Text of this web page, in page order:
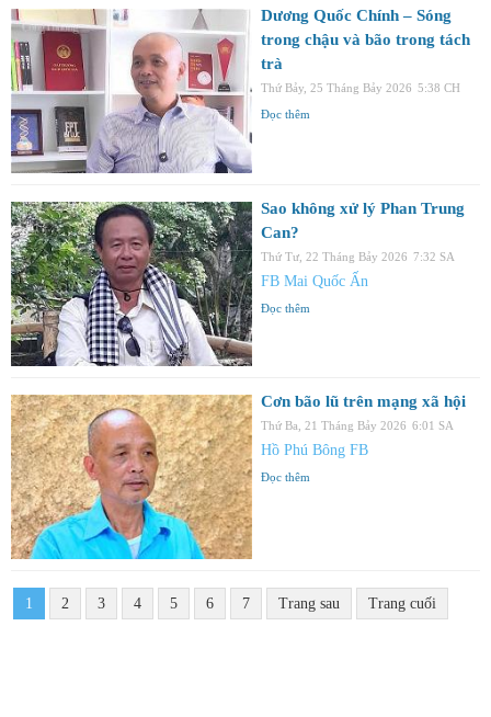
Dương Quốc Chính – Sóng
trong chậu và bão trong tách
trà
Thứ Bảy, 25 Tháng Bảy 2026 5:38 CH
Đọc thêm
Sao không xử lý Phan Trung
Can?
Thứ Tư, 22 Tháng Bảy 2026 7:32 SA
FB Mai Quốc Ấn
Đọc thêm
Cơn bão lũ trên mạng xã hội
Thứ Ba, 21 Tháng Bảy 2026 6:01 SA
Hồ Phú Bông FB
Đọc thêm
1 2 3 4 5 6 7 Trang sau Trang cuối